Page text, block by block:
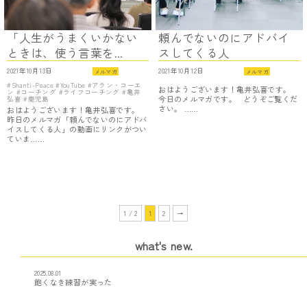
「人生がうまくいかない
ときは、使う言葉を...
2021年10月13日 メルマガ
Shanti-Peace YouTube アラン・コーエ
ン コーチング ライフコーチング 亀井
弘喜 鹿児島
おはようございます！亀井弘喜です。
昨日のメルマガ「頼んでないのにアドバ
イスしてくる人」の動画にリンクがつい
ていま……
頼んでないのにアドバイ
スしてくる人
2021年10月12日 メルマガ
おはようございます！亀井弘喜です。
今日のメルマガです。 どうぞご覧くだ
さい。 ……
1 / 2 1 2 →
what's new.
2025.08.01
飽くなき練習が実った